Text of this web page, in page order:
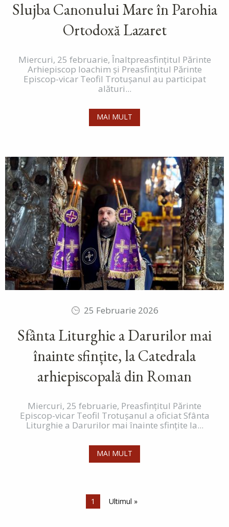
Slujba Canonului Mare în Parohia
Ortodoxă Lazaret
Miercuri, 25 februarie, Înaltpreasfințitul Părinte
Arhiepiscop Ioachim și Preasfințitul Părinte
Episcop-vicar Teofil Trotușanul au participat
alături...
MAI MULT
25 Februarie 2026
Sfânta Liturghie a Darurilor mai
înainte sfințite, la Catedrala
arhiepiscopală din Roman
Miercuri, 25 februarie, Preasfințitul Părinte
Episcop-vicar Teofil Trotușanul a oficiat Sfânta
Liturghie a Darurilor mai înainte sfințite la...
MAI MULT
Pagina curentă
1 Ultima pagină
Ultimul »